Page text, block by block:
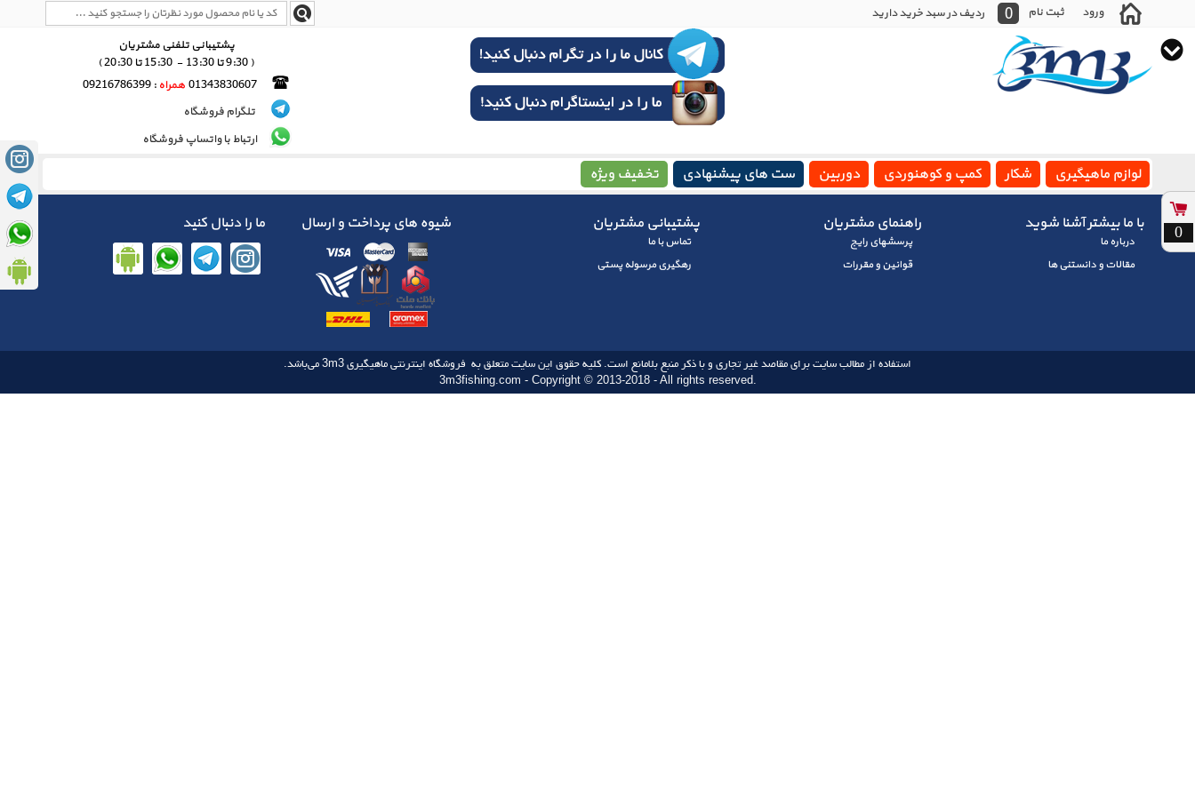
ورود ثبت نام 0
ردیف در سبد خرید دارید
پشتیبانی تلفنی مشتریان
( 9:30 تا 13:30 - 15:30 تا 20:30 )
01343830607 همراه : 09216786399
تلگرام فروشگاه
ارتباط با واتساپ فروشگاه
لوازم ماهیگیری شکار کمپ و کوهنوردی دوربین ست های پیشنهادی تخفیف ویژه
با ما بیشتر آشنا شوید
درباره ما
مقالات و دانستنی ها
راهنمای مشتریان
پرسشهای رايج
قوانین و مقررات
پشتیبانی مشتریان
تماس با ما
رهگیری مرسوله پستی
شیوه های پرداخت و ارسال ما را دنبال کنید
استفاده از مطالب سایت برای مقاصد غیر تجاری و با ذکر منبع بلامانع است. کلیه حقوق این سایت متعلق به فروشگاه اینترنتی ماهیگیری‌‌ 3m3 می‌باشد.
3m3fishing.com - Copyright © 2013-2018 - All rights reserved.
0